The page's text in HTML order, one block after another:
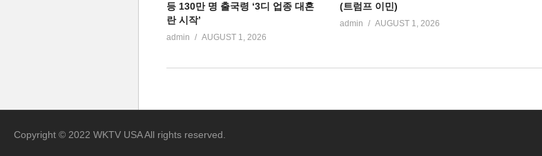
등 130만 명 출국령 ‘3디 업종 대혼
란 시작’
admin AUGUST 1, 2026
(트럼프 이민)
admin AUGUST 1, 2026
Copyright © 2022 WKTV USA All rights reserved.